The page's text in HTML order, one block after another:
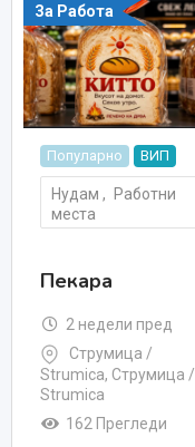
За Работа
Популарно ВИП
Нудам , Работни
места
Пекара
2 недели пред
Струмица /
Strumica, Струмица /
Strumica
162 Прегледи